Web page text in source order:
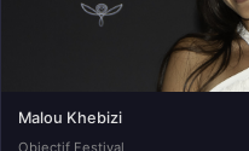
Malou Khebizi
Objectif Festival